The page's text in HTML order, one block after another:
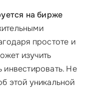
на бирже
простоте и
изучить
инвестировать. Не
этой уникальной